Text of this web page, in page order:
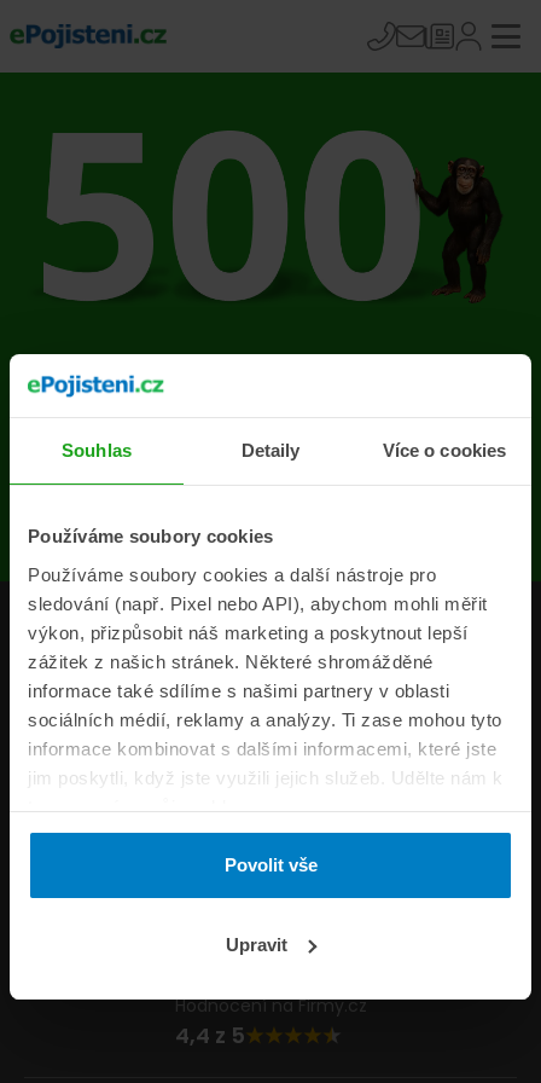
Souhlas Detaily Více o cookies
Používáme soubory cookies
Používáme soubory cookies a další nástroje pro
sledování (např. Pixel nebo API), abychom mohli měřit
výkon, přizpůsobit náš marketing a poskytnout lepší
zážitek z našich stránek. Některé shromážděné
informace také sdílíme s našimi partnery v oblasti
sociálních médií, reklamy a analýzy. Ti zase mohou tyto
informace kombinovat s dalšími informacemi, které jste
jim poskytli, když jste využili jejich služeb. Udělte nám k
tomu prosím svůj souhlas.
Povolit vše
Upravit
Na stránce se vyskytla
chyba
Produkty
Pojišťovny
Informace
ePojisteni.cz
Formuláře
Napište nám
Hodnocení na Firmy.cz
4,4 z 5